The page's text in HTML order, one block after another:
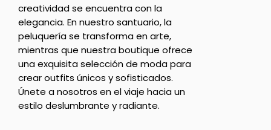
creatividad se encuentra con la
elegancia. En nuestro santuario, la
peluquería se transforma en arte,
mientras que nuestra boutique ofrece
una exquisita selección de moda para
crear outfits únicos y sofisticados.
Únete a nosotros en el viaje hacia un
estilo deslumbrante y radiante.